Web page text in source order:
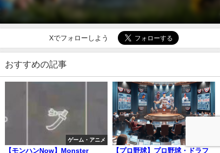
Xでフォローしよう
おすすめの記事
ゲーム・アニメ
【モンハンNow】Monster 【プロ野球】プロ野球・ドラフ